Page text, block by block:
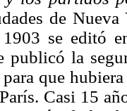
de
se editó
publicó la
para que
Casi 15